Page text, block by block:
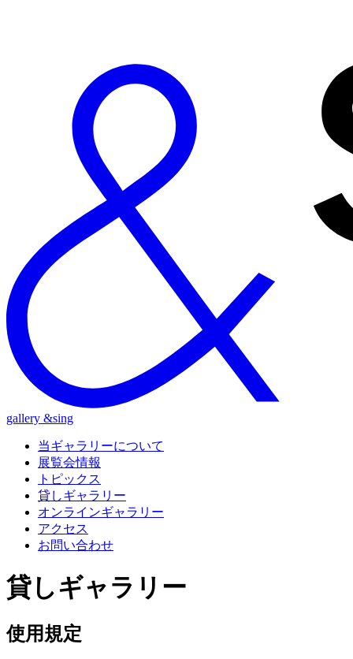
gallery &sing
当ギャラリーについて
展覧会情報
トピックス
貸しギャラリー
オンラインギャラリー
アクセス
お問い合わせ
貸しギャラリー
使用規定